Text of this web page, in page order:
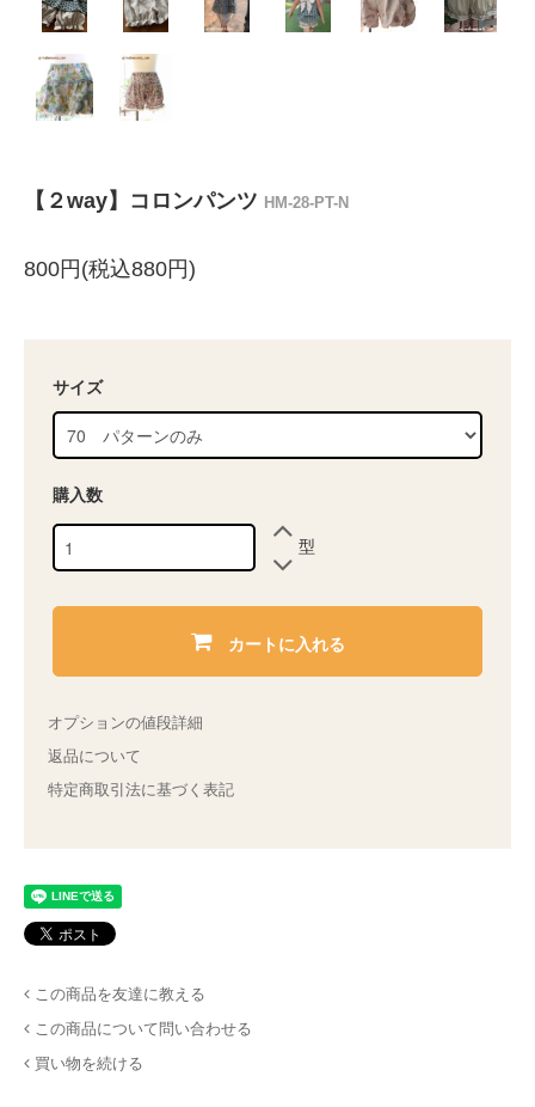
【２way】コロンパンツ HM-28-PT-N
800円(税込880円)
サイズ
購入数
型
カートに入れる
オプションの値段詳細
返品について
特定商取引法に基づく表記
この商品を友達に教える
この商品について問い合わせる
買い物を続ける